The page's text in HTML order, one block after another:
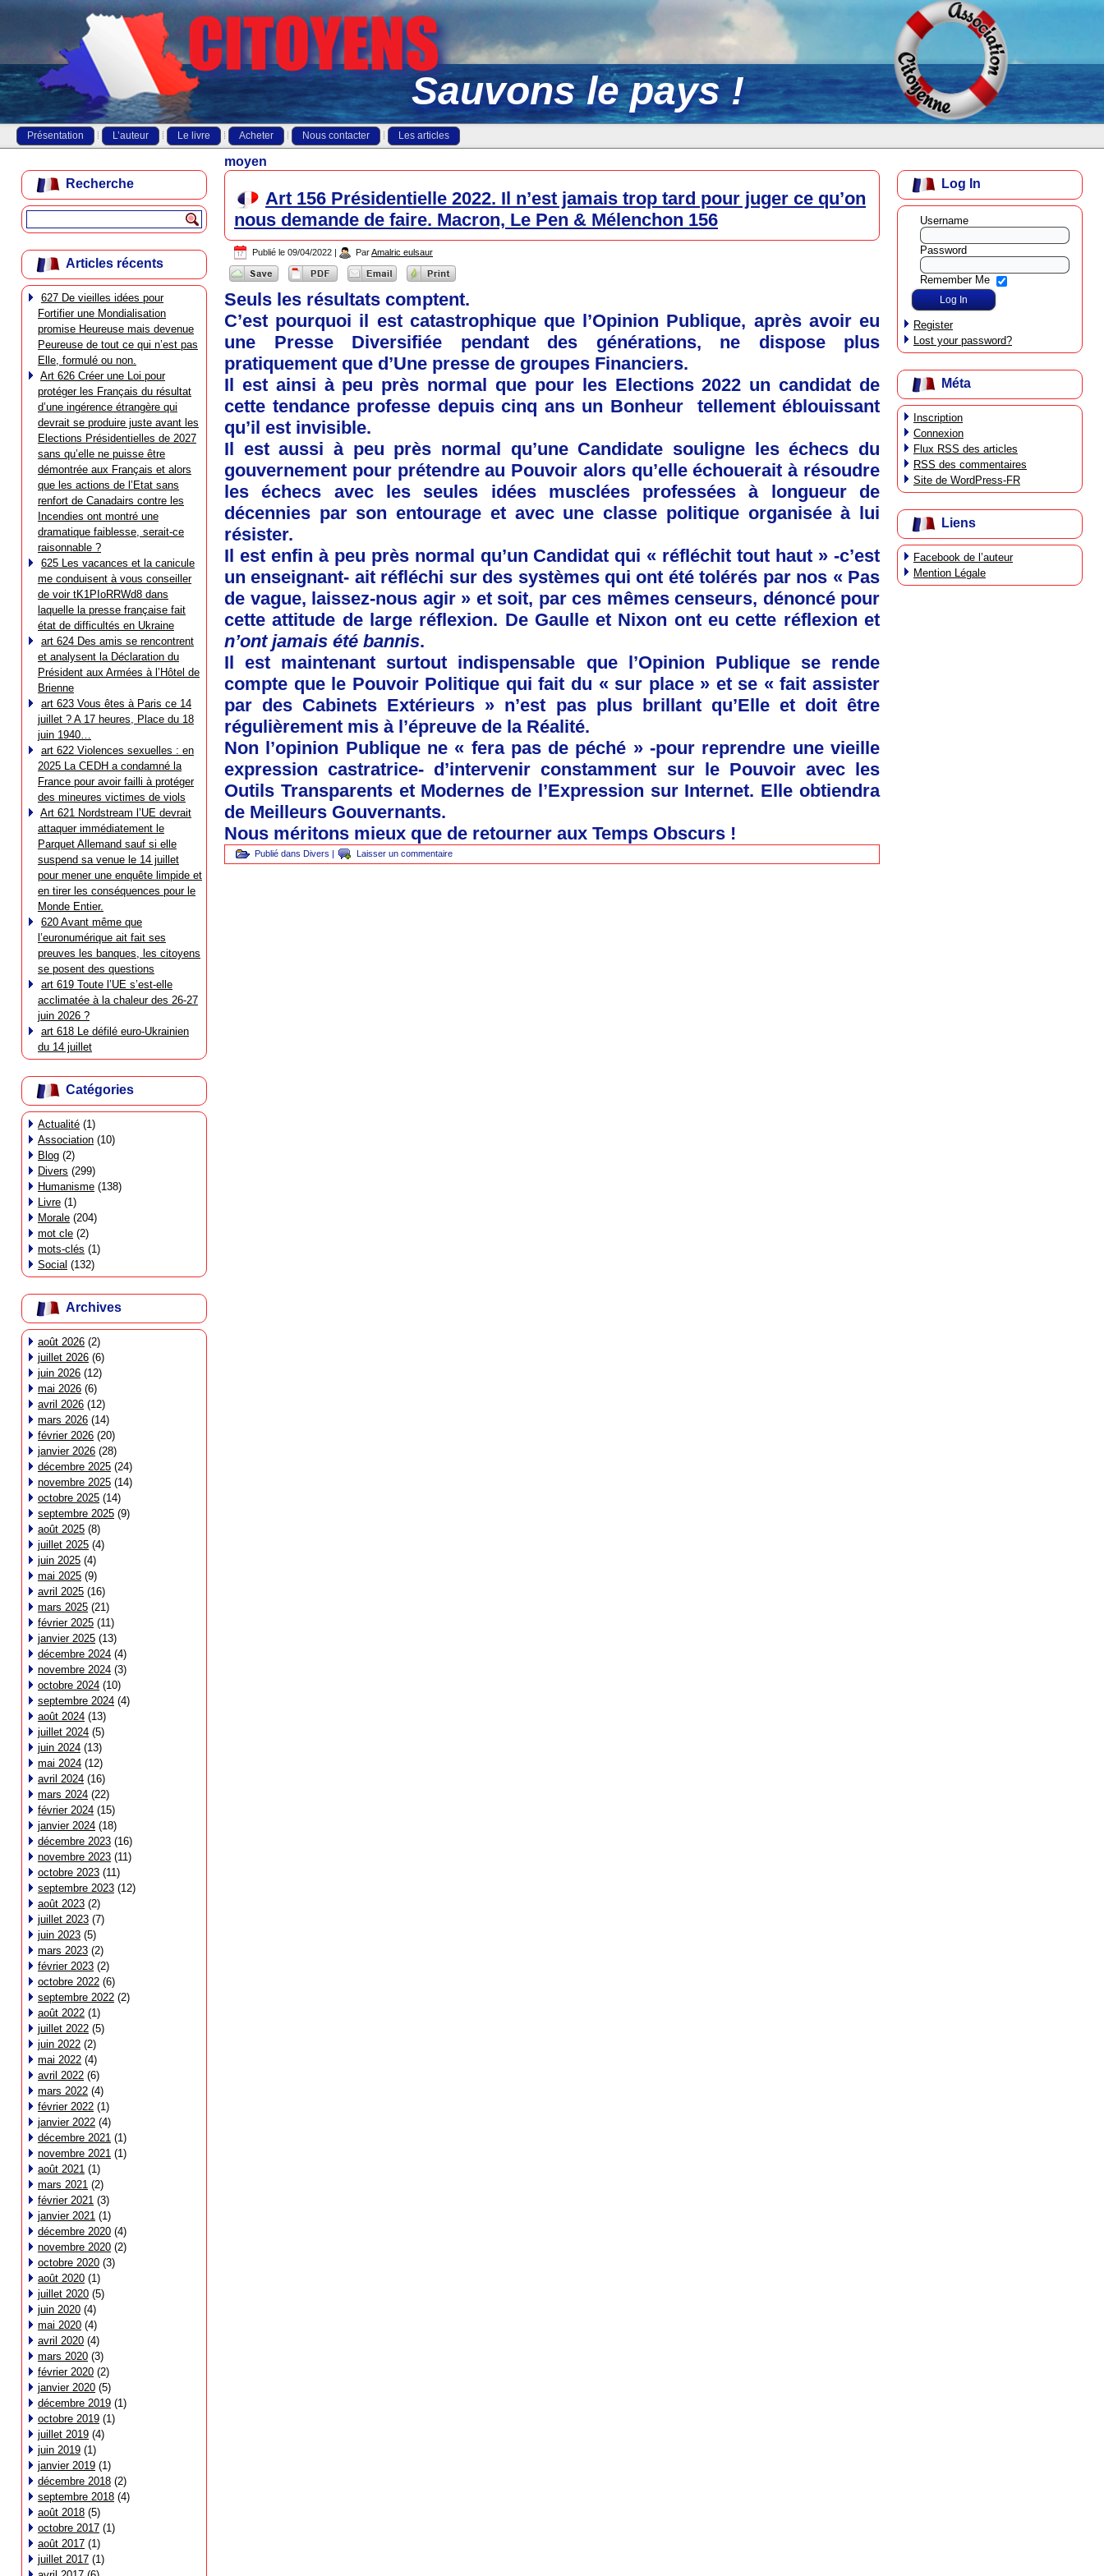
Sauvons le pays !
Présentation L’auteur Le livre Acheter Nous contacter Les articles
Recherche
Articles récents
627 De vieilles idées pour
Fortifier une Mondialisation
promise Heureuse mais devenue
Peureuse de tout ce qui n’est pas
Elle, formulé ou non.
Art 626 Créer une Loi pour
protéger les Français du résultat
d’une ingérence étrangère qui
devrait se produire juste avant les
Elections Présidentielles de 2027
sans qu’elle ne puisse être
démontrée aux Français et alors
que les actions de l’Etat sans
renfort de Canadairs contre les
Incendies ont montré une
dramatique faiblesse, serait-ce
raisonnable ?
625 Les vacances et la canicule
me conduisent à vous conseiller
de voir tK1PIoRRWd8 dans
laquelle la presse française fait
état de difficultés en Ukraine
art 624 Des amis se rencontrent
et analysent la Déclaration du
Président aux Armées à l’Hôtel de
Brienne
art 623 Vous êtes à Paris ce 14
juillet ? A 17 heures, Place du 18
juin 1940…
art 622 Violences sexuelles : en
2025 La CEDH a condamné la
France pour avoir failli à protéger
des mineures victimes de viols
Art 621 Nordstream l’UE devrait
attaquer immédiatement le
Parquet Allemand sauf si elle
suspend sa venue le 14 juillet
pour mener une enquête limpide et
en tirer les conséquences pour le
Monde Entier.
620 Avant même que
l’euronumérique ait fait ses
preuves les banques, les citoyens
se posent des questions
art 619 Toute l’UE s’est-elle
acclimatée à la chaleur des 26-27
juin 2026 ?
art 618 Le défilé euro-Ukrainien
du 14 juillet
Catégories
Actualité (1)
Association (10)
Blog (2)
Divers (299)
Humanisme (138)
Livre (1)
Morale (204)
mot cle (2)
mots-clés (1)
Social (132)
Archives
août 2026 (2)
juillet 2026 (6)
juin 2026 (12)
mai 2026 (6)
avril 2026 (12)
mars 2026 (14)
février 2026 (20)
janvier 2026 (28)
décembre 2025 (24)
novembre 2025 (14)
octobre 2025 (14)
septembre 2025 (9)
août 2025 (8)
juillet 2025 (4)
juin 2025 (4)
mai 2025 (9)
avril 2025 (16)
mars 2025 (21)
février 2025 (11)
janvier 2025 (13)
décembre 2024 (4)
novembre 2024 (3)
octobre 2024 (10)
septembre 2024 (4)
août 2024 (13)
juillet 2024 (5)
juin 2024 (13)
mai 2024 (12)
avril 2024 (16)
mars 2024 (22)
février 2024 (15)
janvier 2024 (18)
décembre 2023 (16)
novembre 2023 (11)
octobre 2023 (11)
septembre 2023 (12)
août 2023 (2)
juillet 2023 (7)
juin 2023 (5)
mars 2023 (2)
février 2023 (2)
octobre 2022 (6)
septembre 2022 (2)
août 2022 (1)
juillet 2022 (5)
juin 2022 (2)
mai 2022 (4)
avril 2022 (6)
mars 2022 (4)
février 2022 (1)
janvier 2022 (4)
décembre 2021 (1)
novembre 2021 (1)
août 2021 (1)
mars 2021 (2)
février 2021 (3)
janvier 2021 (1)
décembre 2020 (4)
novembre 2020 (2)
octobre 2020 (3)
août 2020 (1)
juillet 2020 (5)
juin 2020 (4)
mai 2020 (4)
avril 2020 (4)
mars 2020 (3)
février 2020 (2)
janvier 2020 (5)
décembre 2019 (1)
octobre 2019 (1)
juillet 2019 (4)
juin 2019 (1)
janvier 2019 (1)
décembre 2018 (2)
septembre 2018 (4)
août 2018 (5)
octobre 2017 (1)
août 2017 (1)
juillet 2017 (1)
moyen
Art 156 Présidentielle 2022. Il n’est jamais trop tard pour juger ce qu’on
nous demande de faire. Macron, Le Pen & Mélenchon 156
Publié le 09/04/2022 | ParAmalric eulsaur
Seuls les résultats comptent.
C’est pourquoi il est catastrophique que l’Opinion Publique, après avoir eu
une Presse Diversifiée pendant des générations, ne dispose plus
pratiquement que d’Une presse de groupes Financiers.
Il est ainsi à peu près normal que pour les Elections 2022 un candidat de
cette tendance professe depuis cinq ans un Bonheur tellement éblouissant
qu’il est invisible.
Il est aussi à peu près normal qu’une Candidate souligne les échecs du
gouvernement pour prétendre au Pouvoir alors qu’elle échouerait à résoudre
les échecs avec les seules idées musclées professées à longueur de
décennies par son entourage et avec une classe politique organisée à lui
résister.
Il est enfin à peu près normal qu’un Candidat qui « réfléchit tout haut » -c’est
un enseignant- ait réfléchi sur des systèmes qui ont été tolérés par nos « Pas
de vague, laissez-nous agir » et soit, par ces mêmes censeurs, dénoncé pour
cette attitude de large réflexion. De Gaulle et Nixon ont eu cette réflexion et
n’ont jamais été bannis.
Il est maintenant surtout indispensable que l’Opinion Publique se rende
compte que le Pouvoir Politique qui fait du « sur place » et se « fait assister
par des Cabinets Extérieurs » n’est pas plus brillant qu’Elle et doit être
régulièrement mis à l’épreuve de la Réalité.
Non l’opinion Publique ne « fera pas de péché » -pour reprendre une vieille
expression castratrice- d’intervenir constamment sur le Pouvoir avec les
Outils Transparents et Modernes de l’Expression sur Internet. Elle obtiendra
de Meilleurs Gouvernants.
Nous méritons mieux que de retourner aux Temps Obscurs !
Publié dans Divers | Laisser un commentaire
Log In
Username
Password
Remember Me
Register
Lost your password?
Méta
Inscription
Connexion
Flux RSS des articles
RSS des commentaires
Site de WordPress-FR
Liens
Facebook de l’auteur
Mention Légale